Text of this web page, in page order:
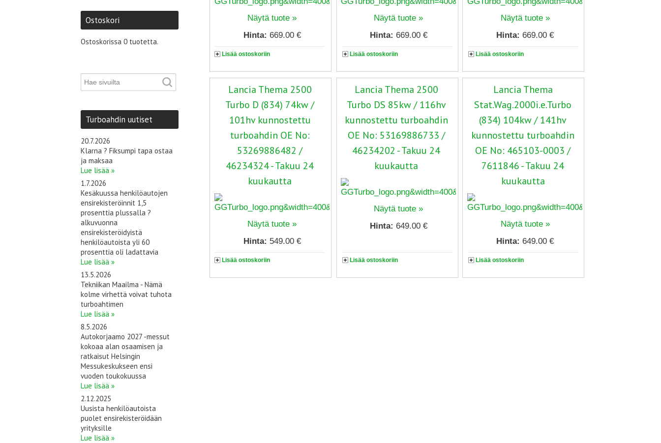
Näytä tuote »
Hinta: 669.00 €
Lisää ostoskoriin
Näytä tuote »
Hinta: 669.00 €
Lisää ostoskoriin
Näytä tuote »
Hinta:669.00 €
Lisää ostoskoriin
Lancia Thema 2500
Turbo D (834) 74kw /
101hv kunnostettu
turboahdin OE No:
53269886482 /
46234324 - Takuu 24
kuukautta
Näytä tuote »
Hinta: 549.00 €
Lisää ostoskoriin
Lancia Thema 2500
Turbo DS 85kw / 116hv
kunnostettu turboahdin
OE No: 53169886733 /
46234202 - Takuu 24
kuukautta
Näytä tuote »
Hinta: 649.00 €
Lisää ostoskoriin
Lancia Thema
Stat.Wag.2000i.e.Turbo
(834) 104kw / 141hv
kunnostettu turboahdin
OE No: 465103-0003 /
7611846 - Takuu 24
kuukautta
Näytä tuote »
Hinta:649.00 €
Lisää ostoskoriin
Ostoskori
Ostoskorissa 0 tuotetta.
Turboahdin uutiset
20.7.2026
Klarna ? Fiksumpi tapa ostaa
ja maksaa
Lue lisää »
1.7.2026
Kesäkuussa henkilöautojen
ensirekisteröinnit 1,5
prosenttia plussalla ?
alkuvuonna
ensirekisteröidyistä
henkilöautoista yli 60
prosenttia oli ladattavia
Lue lisää »
13.5.2026
Tekniikan Maailma - Nämä
kolme virhettä voivat tuhota
turboahtimen
Lue lisää »
8.5.2026
Autokorjaamo 2027 -messut
kokoaa alan osaamisen ja
ratkaisut Helsingin
Messukeskukseen ensi
vuoden toukokuussa
Lue lisää »
2.12.2025
Uusista henkilöautoista
puolet ensirekisteröidään
yrityksille
Lue lisää »